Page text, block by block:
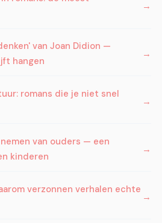
van Joan Didion —
hangen
romans die je niet snel
van ouders — een
kinderen
verzonnen verhalen echte